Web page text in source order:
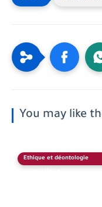
You may like
Ethique et déontologie